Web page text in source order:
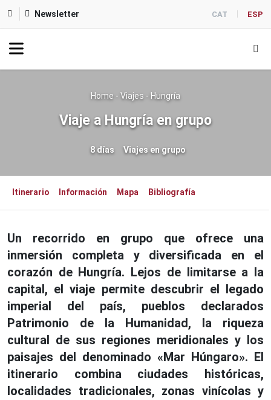
Newsletter CAT ESP
Home - Viajes - Hungría
Viaje a Hungría en grupo
8 días Viajes en grupo
Itinerario Información Mapa Bibliografía
Un recorrido en grupo que ofrece una
inmersión completa y diversificada en el
corazón de Hungría. Lejos de limitarse a la
capital, el viaje permite descubrir el legado
imperial del país, pueblos declarados
Patrimonio de la Humanidad, la riqueza
cultural de sus regiones meridionales y los
paisajes del denominado «Mar Húngaro». El
itinerario combina ciudades históricas,
localidades tradicionales, zonas vinícolas y